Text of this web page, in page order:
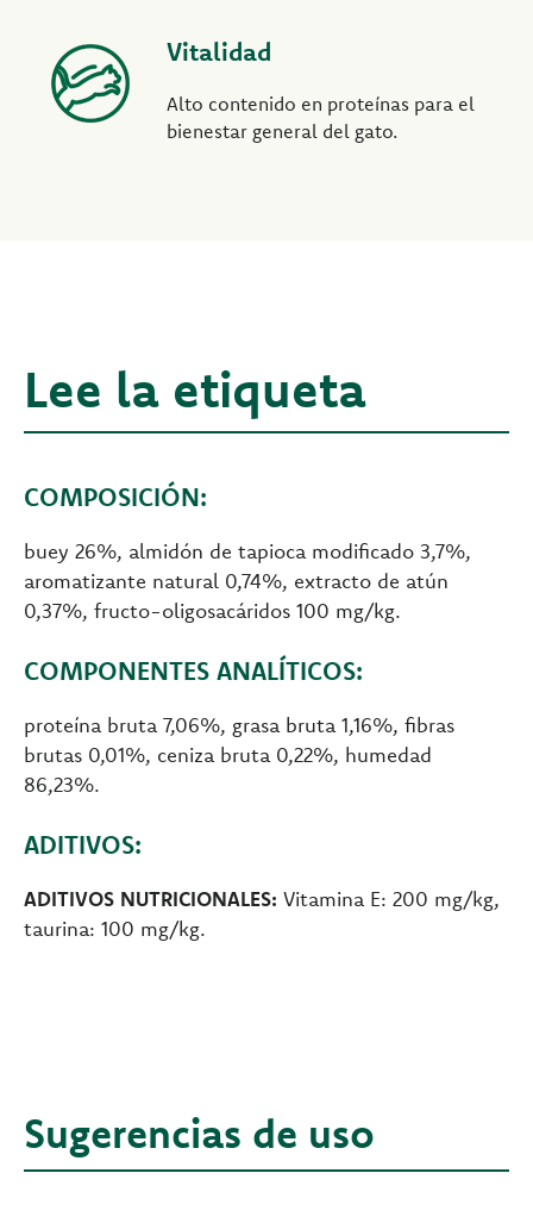
Vitalidad
Alto contenido en proteínas para el
bienestar general del gato.
Lee la etiqueta
COMPOSICIÓN:
buey 26%, almidón de tapioca modificado 3,7%,
aromatizante natural 0,74%, extracto de atún
0,37%, fructo-oligosacáridos 100 mg/kg.
COMPONENTES ANALÍTICOS:
proteína bruta 7,06%, grasa bruta 1,16%, fibras
brutas 0,01%, ceniza bruta 0,22%, humedad
86,23%.
ADITIVOS:
ADITIVOS NUTRICIONALES: Vitamina E: 200 mg/kg,
taurina: 100 mg/kg.
Sugerencias de uso